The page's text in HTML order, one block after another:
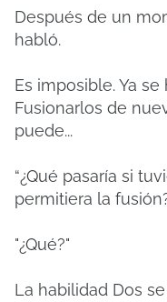
Después de un
habló.
Es imposible. Ya
Fusionarlos de
puede...
“¿Qué pasaría si
permitiera la
"¿Qué?"
La habilidad Dos